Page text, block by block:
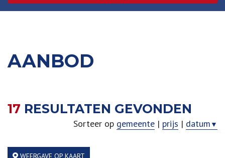
AANBOD
17 RESULTATEN GEVONDEN
Sorteer op gemeente | prijs | datum ▼
WEERGAVE OP KAART